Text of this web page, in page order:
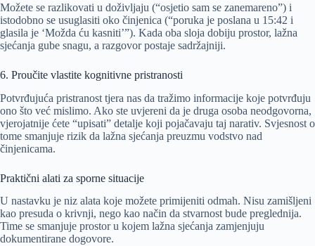
Možete se razlikovati u doživljaju (“osjetio sam se zanemareno”) i
istodobno se usuglasiti oko činjenica (“poruka je poslana u 15:42 i
glasila je ‘Možda ću kasniti’”). Kada oba sloja dobiju prostor, lažna
sjećanja gube snagu, a razgovor postaje sadržajniji.
6. Proučite vlastite kognitivne pristranosti
Potvrđujuća pristranost tjera nas da tražimo informacije koje potvrđuju
ono što već mislimo. Ako ste uvjereni da je druga osoba neodgovorna,
vjerojatnije ćete “upisati” detalje koji pojačavaju taj narativ. Svjesnost o
tome smanjuje rizik da lažna sjećanja preuzmu vodstvo nad
činjenicama.
Praktični alati za sporne situacije
U nastavku je niz alata koje možete primijeniti odmah. Nisu zamišljeni
kao presuda o krivnji, nego kao način da stvarnost bude preglednija.
Time se smanjuje prostor u kojem lažna sjećanja zamjenjuju
dokumentirane dogovore.